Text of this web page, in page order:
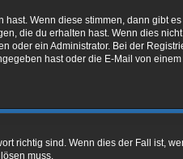
Wenn diese stimmen, dann gibt
die du erhalten hast. Wenn dies
ein Administrator. Bei der
hast oder die E-Mail von
richtig sind. Wenn dies der Fall ist,
muss.